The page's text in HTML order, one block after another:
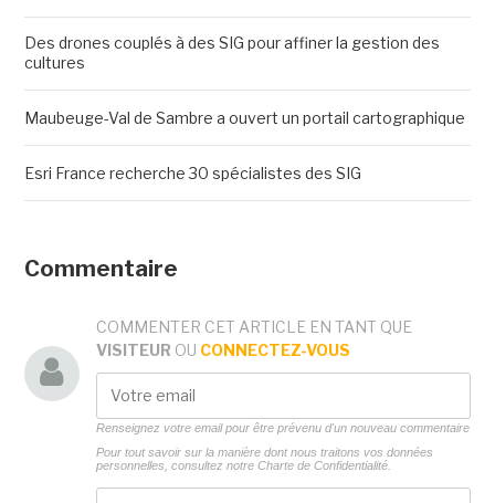
Des drones couplés à des SIG pour affiner la gestion des
cultures
Maubeuge-Val de Sambre a ouvert un portail cartographique
Esri France recherche 30 spécialistes des SIG
Commentaire
COMMENTER CET ARTICLE EN TANT QUE
VISITEUR OU CONNECTEZ-VOUS
Renseignez votre email pour être prévenu d'un nouveau commentaire
Pour tout savoir sur la manière dont nous traitons vos données
personnelles, consultez notre Charte de Confidentialité.